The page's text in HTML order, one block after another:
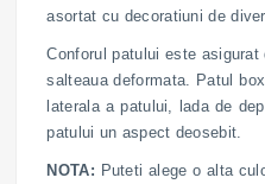
asortat cu decoratiuni de
Conforul patului este
salteaua deformata. Patul
laterala a patului, lada de
patului un aspect deosebit.
NOTA: Puteti alege o alta